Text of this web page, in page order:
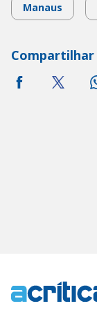
Manaus
Compartilhar